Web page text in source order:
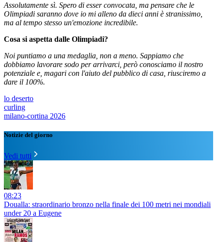
Assolutamente sì. Spero di esser convocata, ma pensare che le
Olimpiadi saranno dove io mi alleno da dieci anni è stranissimo,
ma al tempo stesso un'emozione incredibile.
Cosa si aspetta dalle Olimpiadi?
Noi puntiamo a una medaglia, non a meno. Sappiamo che
dobbiamo lavorare sodo per arrivarci, però conosciamo il nostro
potenziale e, magari con l'aiuto del pubblico di casa, riusciremo a
dare il 100%.
lo deserto
curling
milano-cortina 2026
Notizie del giorno
Vedi tutti
08:23
Doualla: straordinario bronzo nella finale dei 100 metri nei mondiali
under 20 a Eugene